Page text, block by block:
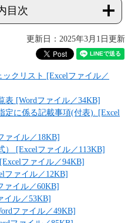
目次
更新日：2025年3月1日更新
クリスト [Excelファイル／
表 [Wordファイル／34KB]
定に係る記載事項(付表). [Excel
ァイル／18KB]
） [Excelファイル／113KB]
ファイル／94KB]
ファイル／12KB]
ァイル／60KB]
イル／53KB]
ファイル／49KB]